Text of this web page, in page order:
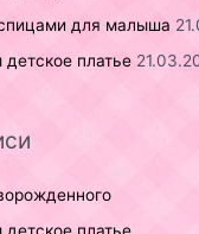
для малыша
платье